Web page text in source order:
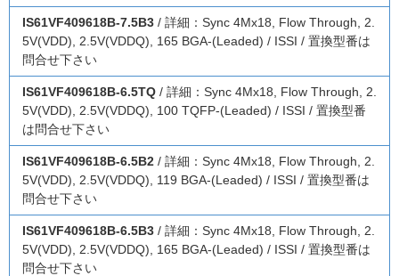
IS61VF409618B-7.5B3 / 詳細：Sync 4Mx18, Flow Through, 2.
5V(VDD), 2.5V(VDDQ), 165 BGA-(Leaded) / ISSI / 置換型番は
問合せ下さい
IS61VF409618B-6.5TQ / 詳細：Sync 4Mx18, Flow Through, 2.
5V(VDD), 2.5V(VDDQ), 100 TQFP-(Leaded) / ISSI / 置換型番
は問合せ下さい
IS61VF409618B-6.5B2 / 詳細：Sync 4Mx18, Flow Through, 2.
5V(VDD), 2.5V(VDDQ), 119 BGA-(Leaded) / ISSI / 置換型番は
問合せ下さい
IS61VF409618B-6.5B3 / 詳細：Sync 4Mx18, Flow Through, 2.
5V(VDD), 2.5V(VDDQ), 165 BGA-(Leaded) / ISSI / 置換型番は
問合せ下さい